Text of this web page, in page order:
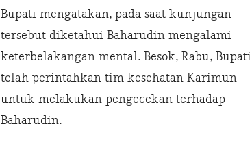
Bupati mengatakan, pada saat kunjungan
tersebut diketahui Baharudin mengalami
keterbelakangan mental. Besok, Rabu, Bupati
telah perintahkan tim kesehatan Karimun
untuk melakukan pengecekan terhadap
Baharudin.